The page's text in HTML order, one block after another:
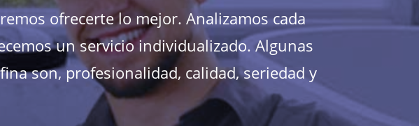
ofrecerte lo mejor. Analizamos cada
un servicio individualizado. Algunas
son, profesionalidad, calidad, seriedad y